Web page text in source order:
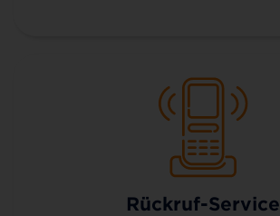
Rückruf-Service